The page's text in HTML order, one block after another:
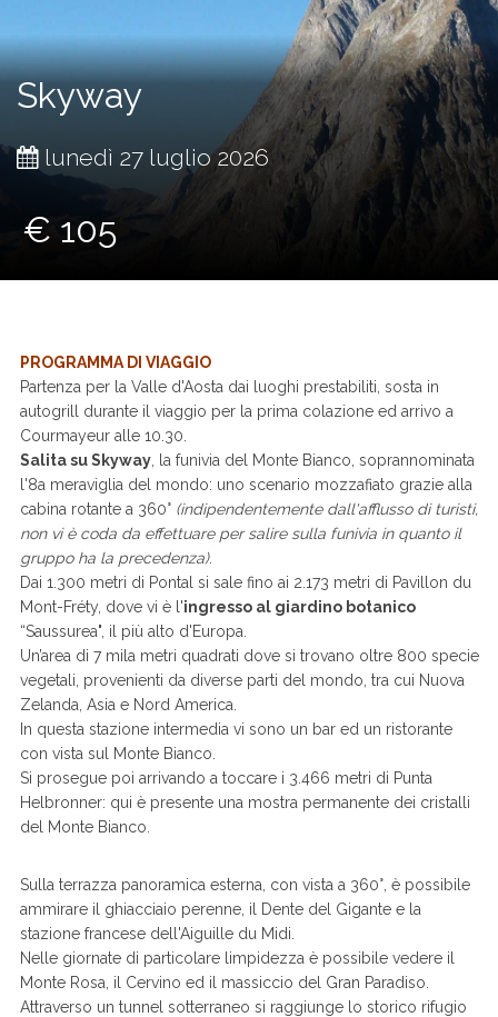
Skyway
lunedì 27 luglio 2026
€ 105
PROGRAMMA DI VIAGGIO
Partenza per la Valle d'Aosta dai luoghi prestabiliti, sosta in
autogrill durante il viaggio per la prima colazione ed arrivo a
Courmayeur alle 10.30.
Salita su Skyway , la funivia del Monte Bianco, soprannominata
l'8a meraviglia del mondo: uno scenario mozzafiato grazie alla
cabina rotante a 360° (indipendentemente dall'afflusso di turisti,
non vi è coda da effettuare per salire sulla funivia in quanto il
gruppo ha la precedenza).
Dai 1.300 metri di Pontal si sale fino ai 2.173 metri di Pavillon du
Mont-Fréty, dove vi è l'ingresso al giardino botanico
“Saussurea", il più alto d'Europa.
Un’area di 7 mila metri quadrati dove si trovano oltre 800 specie
vegetali, provenienti da diverse parti del mondo, tra cui Nuova
Zelanda, Asia e Nord America.
In questa stazione intermedia vi sono un bar ed un ristorante
con vista sul Monte Bianco.
Si prosegue poi arrivando a toccare i 3.466 metri di Punta
Helbronner: qui è presente una mostra permanente dei cristalli
del Monte Bianco.
Sulla terrazza panoramica esterna, con vista a 360°, è possibile
ammirare il ghiacciaio perenne, il Dente del Gigante e la
stazione francese dell'Aiguille du Midi.
Nelle giornate di particolare limpidezza è possibile vedere il
Monte Rosa, il Cervino ed il massiccio del Gran Paradiso.
Attraverso un tunnel sotterraneo si raggiunge lo storico rifugio